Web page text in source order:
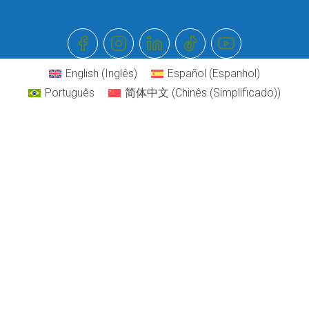
English (Inglês) Español (Espanhol)
Português
简体中文 (Chinês (Simplificado))